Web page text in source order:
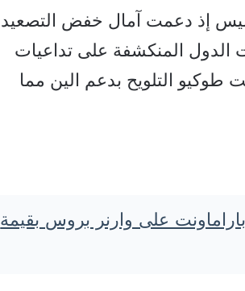
إذ دعمت آمال خفض التصعيد
الدول المنكشفة على تداعيات
التلويح بدعم الين مما
باراماونت على وارنر بروس بقيمة